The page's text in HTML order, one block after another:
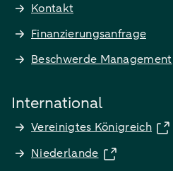
Kontakt
Finanzierungsanfrage
Beschwerde Management
International
Vereinigtes Königreich
Niederlande